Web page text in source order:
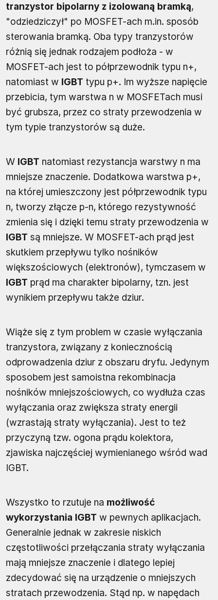
tranzystor bipolarny z izolowaną bramką,
"odziedziczył" po MOSFET-ach m.in. sposób
sterowania bramką. Oba typy tranzystorów
różnią się jednak rodzajem podłoża - w
MOSFET-ach jest to półprzewodnik typu n+,
natomiast w IGBT typu p+. Im wyższe napięcie
przebicia, tym warstwa n w MOSFETach musi
być grubsza, przez co straty przewodzenia w
tym typie tranzystorów są duże.
W IGBT natomiast rezystancja warstwy n ma
mniejsze znaczenie. Dodatkowa warstwa p+,
na której umieszczony jest półprzewodnik typu
n, tworzy złącze p-n, którego rezystywność
zmienia się i dzięki temu straty przewodzenia w
IGBT są mniejsze. W MOSFET-ach prąd jest
skutkiem przepływu tylko nośników
większościowych (elektronów), tymczasem w
IGBT prąd ma charakter bipolarny, tzn. jest
wynikiem przepływu także dziur.
Wiąże się z tym problem w czasie wyłączania
tranzystora, związany z koniecznością
odprowadzenia dziur z obszaru dryfu. Jedynym
sposobem jest samoistna rekombinacja
nośników mniejszościowych, co wydłuża czas
wyłączania oraz zwiększa straty energii
(wzrastają straty wyłączania). Jest to też
przyczyną tzw. ogona prądu kolektora,
zjawiska najczęściej wymienianego wśród wad
IGBT.
Wszystko to rzutuje na możliwość
wykorzystania IGBT w pewnych aplikacjach.
Generalnie jednak w zakresie niskich
częstotliwości przełączania straty wyłączania
mają mniejsze znaczenie i dlatego lepiej
zdecydować się na urządzenie o mniejszych
stratach przewodzenia. Stąd np. w napędach